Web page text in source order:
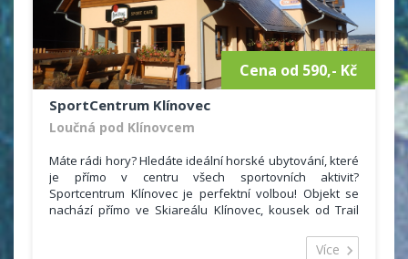
Cena od 590,- Kč
SportCentrum Klínovec
Loučná pod Klínovcem
Máte rádi hory? Hledáte ideální horské ubytování, které
je přímo v centru všech sportovních aktivit?
Sportcentrum Klínovec je perfektní volbou! Objekt se
nachází přímo ve Skiareálu Klínovec, kousek od Trail
velkým počet přírodních krás, sportovních aktivit a
Více